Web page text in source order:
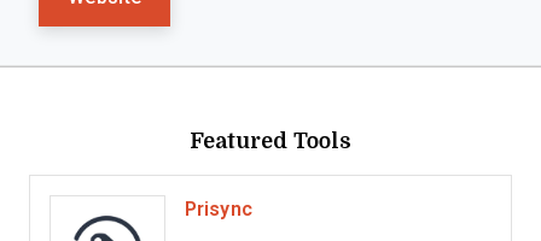
Featured Tools
Prisync